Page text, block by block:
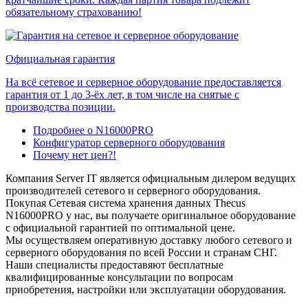
обязательному страхованию!
Официальная гарантия
На всё сетевое и серверное оборудование предоставляется
гарантия от 1 до 3-ёх лет, в том числе на снятые с
производства позиции.
Подробнее о N16000PRO
Конфигуратор серверного оборудования
Почему нет цен?!
Компания Server IT является официальным дилером ведущих
производителей сетевого и серверного оборудования.
Покупая Сетевая система хранения данных Thecus
N16000PRO у нас, вы получаете оригинальное оборудование
с официальной гарантией по оптимальной цене.
Мы осуществляем оперативную доставку любого сетевого и
серверного оборудования по всей России и странам СНГ.
Наши специалисты предоставяют бесплатные
квалифицированные консультации по вопросам
приобретения, настройки или эксплуатации оборудования.